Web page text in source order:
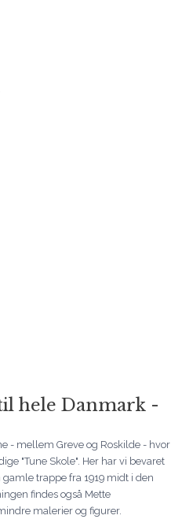
hele Danmark -
- mellem Greve og Roskilde - hvor
"Tune Skole". Her har vi bevaret
trappe fra 1919 midt i den
findes også Mette
malerier og figurer.